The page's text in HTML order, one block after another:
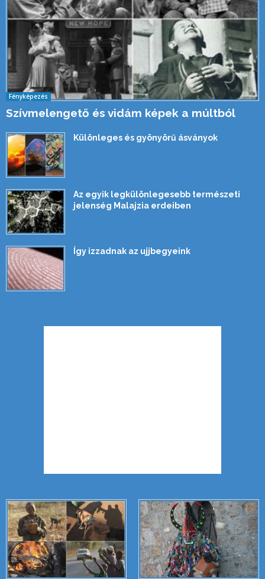
Fényképezés
Szívmelengető és vidám képek a múltból
Különleges és gyönyörű ásványok
Az egyik legkülönlegesebb természeti
jelenség Malajzia erdeiben
Így izzadnak az ujjbegyeink